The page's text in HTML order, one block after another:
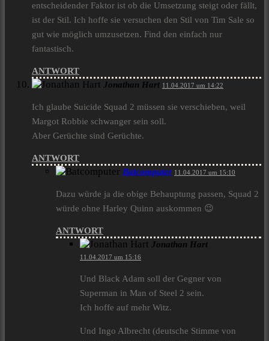
entscheidender Faktor ist ob die Umsetzung steigt oder fällt,
ist der Stil. Ich hoffe sie versuchen den Stil von Tim Sale so
gut wie möglich umzusetzen. Find den einfach nur
fantastisch.
ANTWORT
Jonathan Hart 11.04.2017 um 14:22
Ich glaube Suicide Squad 2 müssen sie verschieben, weil
Margot Robbie schwanger sein soll.
Aber Gerüchte sind Gerüchte.
ANTWORT
Batcomputer 11.04.2017 um 15:10
Dazu würde ja die obige Behauptung passen, Squad 2
würde ohne Harley Quinn auskommen 😉
ANTWORT
Jonathan Hart
11.04.2017 um 15:16
Und Black Adam soll der Gegner von
Superman in Man of Steel 2 sein.
Ich hoffe auf mehr Witz.
Und Ingo Albrecht (deutsche Stimme von